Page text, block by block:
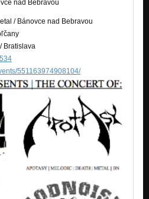
nad Bebravou
/ Bánovce nad Bebravou
Bratislava
551163974908104/